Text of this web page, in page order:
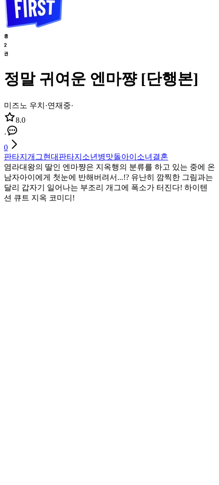
정말 귀여운 엔마쨩 [단행본]
미즈노 우치 ·연재중·
8.0
·
0
판타지 개그현대판타지 소년 병맛돌아이 소녀 결혼
염라대왕의 딸인 엔마쨩은 지옥행의 분류를 하고 있는 중에 온
남자아이에게 첫눈에 반해버려서...!? 유난히 깜찍한 그림과는
달리 갑자기 일어나는 부조리 개그에 폭소가 터진다! 하이텐
션 큐트 지옥 코미디!